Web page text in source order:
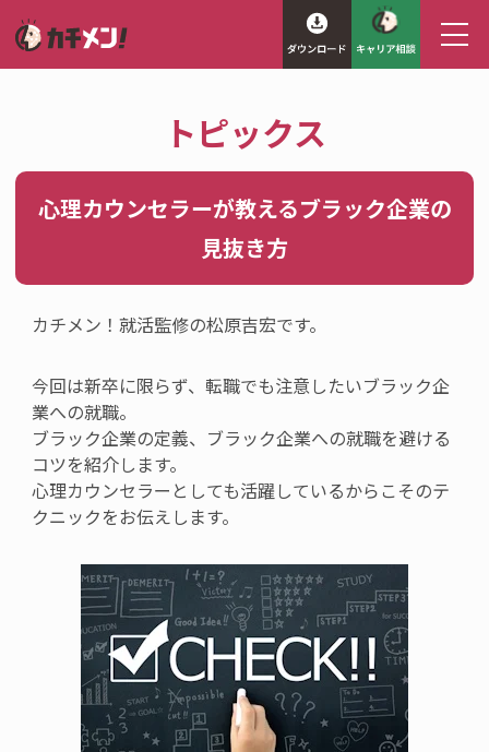
トピックス
心理カウンセラーが教えるブラック企業の
見抜き方
カチメン！就活監修の松原吉宏です。
今回は新卒に限らず、転職でも注意したいブラック企
業への就職。
ブラック企業の定義、ブラック企業への就職を避ける
コツを紹介します。
心理カウンセラーとしても活躍しているからこそのテ
クニックをお伝えします。